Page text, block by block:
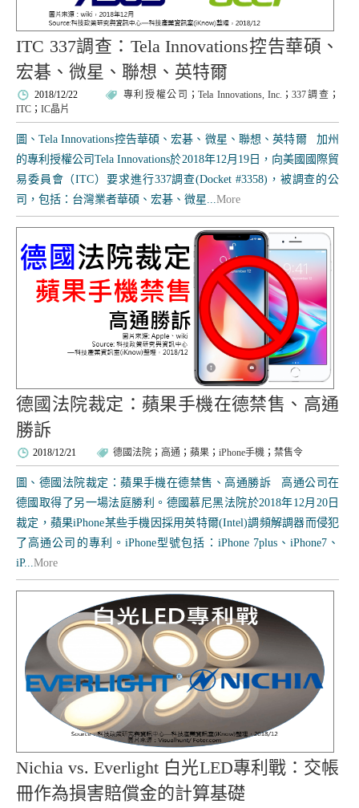
ITC 337調查：Tela Innovations控告華碩、
宏碁、微星、聯想、英特爾
2018/12/22 專利授權公司 ；Tela Innovations, Inc. ；337調查 ；
ITC ； IC晶片
圖、Tela Innovations控告華碩、宏碁、微星、聯想、英特爾 加州
的專利授權公司Tela Innovations於2018年12月19日，向美國國際貿
易委員會（ITC）要求進行337調查(Docket #3358)，被調查的公
司，包括：台灣業者華碩、宏碁、微星...More
德國法院裁定：蘋果手機在德禁售、高通
勝訴
2018/12/21 德國法院 ； 高通 ； 蘋果 ； iPhone手機 ； 禁售令
圖、德國法院裁定：蘋果手機在德禁售、高通勝訴 高通公司在
德國取得了另一場法庭勝利。德國慕尼黑法院於2018年12月20日
裁定，蘋果iPhone某些手機因採用英特爾(Intel)調頻解調器而侵犯
了高通公司的專利。iPhone型號包括：iPhone 7plus、iPhone7、
iP...More
Nichia vs. Everlight 白光LED專利戰：交帳
冊作為損害賠償金的計算基礎